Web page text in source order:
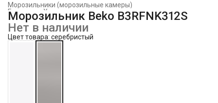
Морозильники (морозильные камеры)
Холодильники и морозильники ›
Главная
Морозильник Beko B3RFNK312S
Нет в наличии
Цвет товара: серебристый